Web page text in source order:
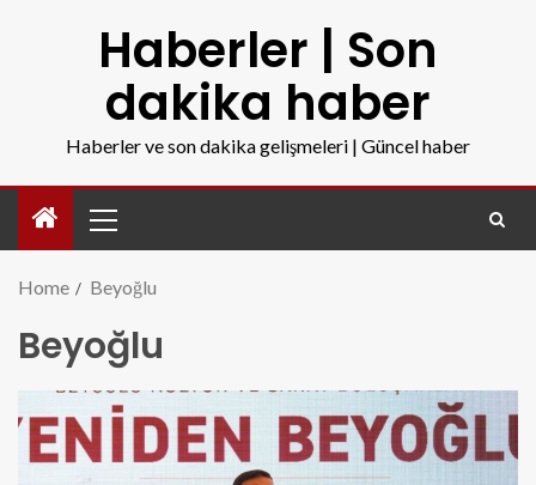
Haberler | Son
dakika haber
Haberler ve son dakika gelişmeleri | Güncel haber
Home Beyoğlu
Beyoğlu